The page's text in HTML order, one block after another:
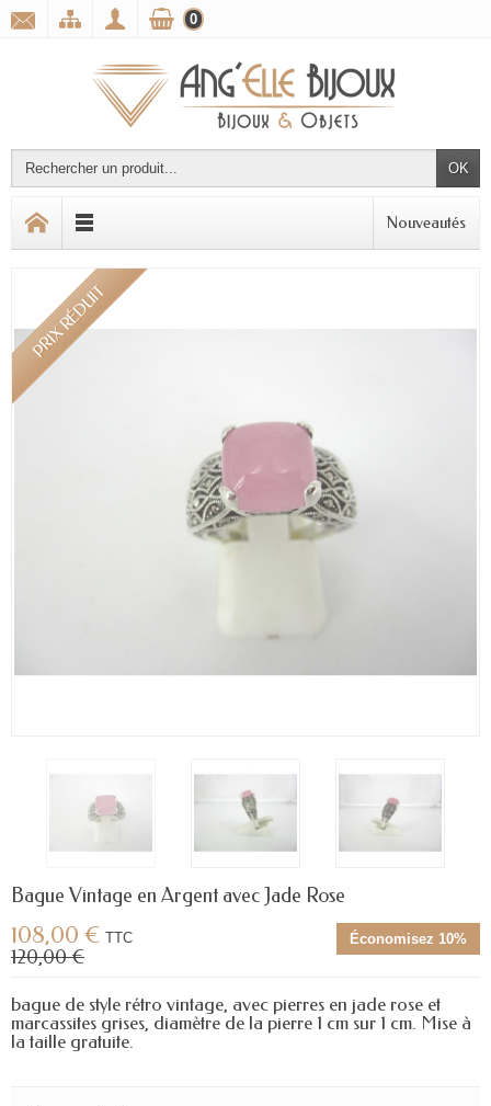
OK
0
Nouveautés
PRIX RÉDUIT
Bague Vintage en Argent avec Jade Rose
Économisez 10%
108,00 € TTC
120,00 €
bague de style rétro vintage, avec pierres en jade rose et
marcassites grises, diamètre de la pierre 1 cm sur 1 cm. Mise à
la taille gratuite.